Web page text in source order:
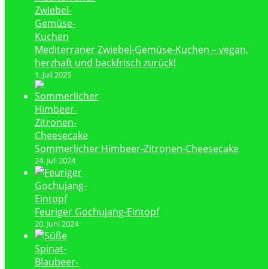
Mediterraner Zwiebel-Gemüse-Kuchen – vegan,
herzhaft und backfrisch zurück!
1. Juli 2025
Sommerlicher Himbeer-Zitronen-Cheesecake
24. Juli 2024
Feuriger Gochujang-Eintopf
20. Juni 2024